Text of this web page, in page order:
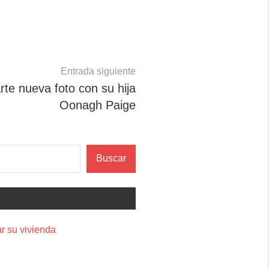
Entrada siguiente
nueva foto con su hija
Oonagh Paige
Buscar
su vivienda